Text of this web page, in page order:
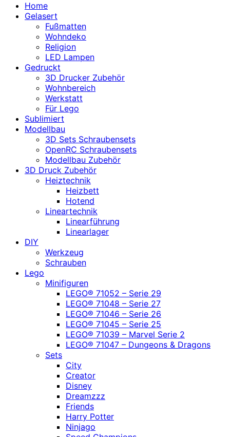
Home
Gelasert
Fußmatten
Wohndeko
Religion
LED Lampen
Gedruckt
3D Drucker Zubehör
Wohnbereich
Werkstatt
Für Lego
Sublimiert
Modellbau
3D Sets Schraubensets
OpenRC Schraubensets
Modellbau Zubehör
3D Druck Zubehör
Heiztechnik
Heizbett
Hotend
Lineartechnik
Linearführung
Linearlager
DIY
Werkzeug
Schrauben
Lego
Minifiguren
LEGO® 71052 – Serie 29
LEGO® 71048 – Serie 27
LEGO® 71046 – Serie 26
LEGO® 71045 – Serie 25
LEGO® 71039 – Marvel Serie 2
LEGO® 71047 – Dungeons & Dragons
Sets
City
Creator
Disney
Dreamzzz
Friends
Harry Potter
Ninjago